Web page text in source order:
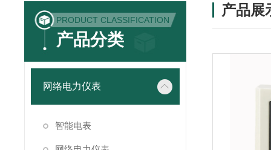
PRODUCT CLASSIFICATION
产品分类
网络电力仪表
智能电表
产品展